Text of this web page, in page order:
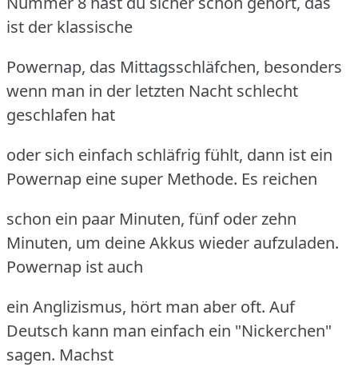
ist der klassische
Powernap, das Mittagsschläfchen, besonders
wenn man in der letzten Nacht schlecht
geschlafen hat
oder sich einfach schläfrig fühlt, dann ist ein
Powernap eine super Methode. Es reichen
schon ein paar Minuten, fünf oder zehn
Minuten, um deine Akkus wieder aufzuladen.
Powernap ist auch
ein Anglizismus, hört man aber oft. Auf
Deutsch kann man einfach ein "Nickerchen"
sagen. Machst